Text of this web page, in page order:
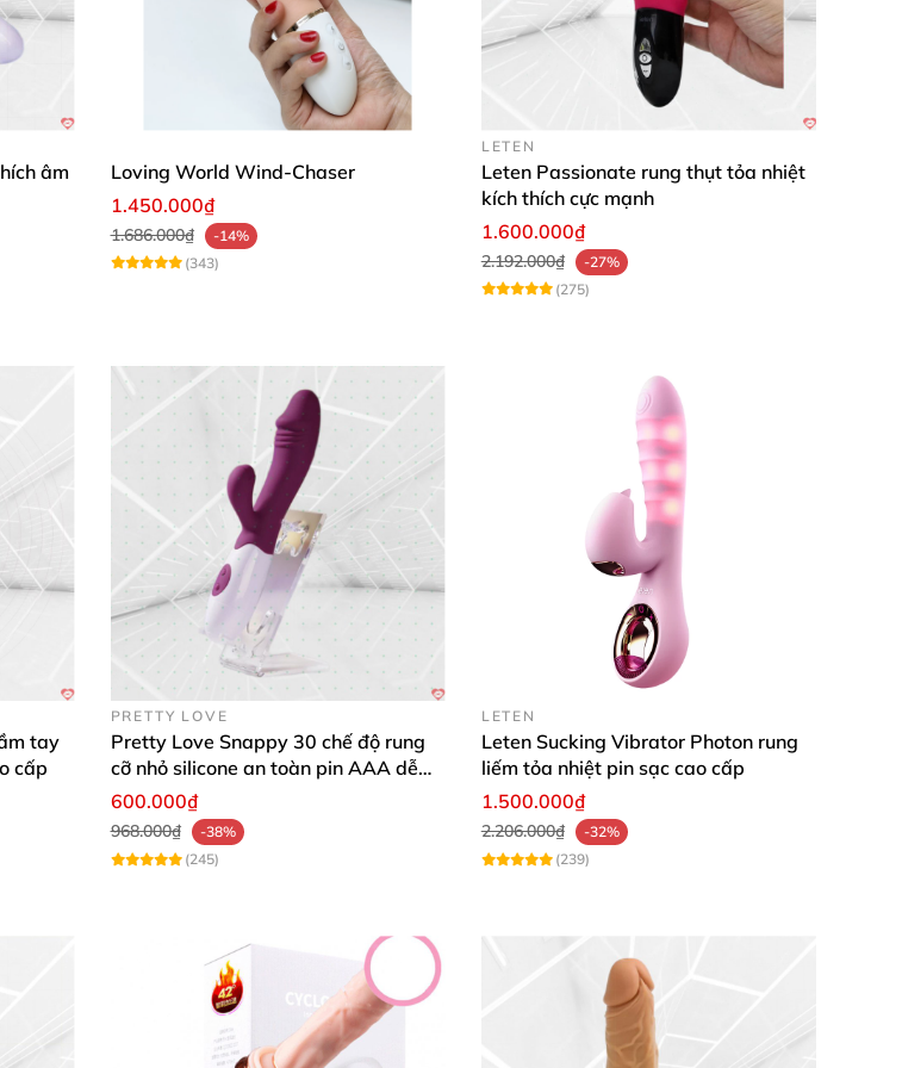
âm
Loving World Wind-Chaser
1.450.000₫
1.686.000₫
-14%
(343)
LETEN
Leten Passionate rung thụt tỏa nhiệt
kích thích cực mạnh
1.600.000₫
2.192.000₫
-27%
(275)
tay
cấp
PRETTY LOVE
Pretty Love Snappy 30 chế độ rung
cỡ nhỏ silicone an toàn pin AAA dễ
dùng
600.000₫
968.000₫
-38%
(245)
LETEN
Leten Sucking Vibrator Photon rung
liếm tỏa nhiệt pin sạc cao cấp
1.500.000₫
2.206.000₫
-32%
(239)